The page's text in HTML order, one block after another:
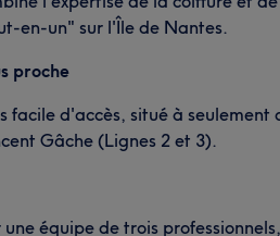
en-un" sur l'Île de Nantes.
proche
facile d'accès, situé à seulement
Gâche (Lignes 2 et 3).
équipe de trois